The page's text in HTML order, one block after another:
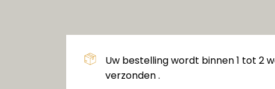
Uw bestelling wordt binnen 1 tot 2
verzonden .